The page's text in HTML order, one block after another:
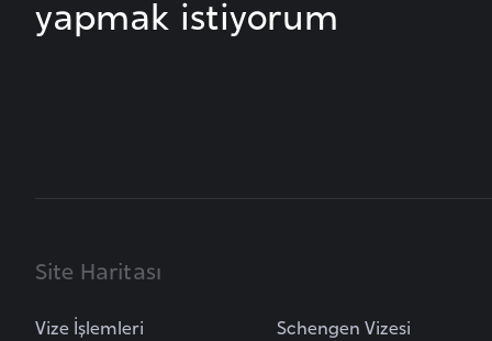
yapmak istiyorum
Site Haritası
Vize İşlemleri
Schengen Vizesi
i
Ç
d